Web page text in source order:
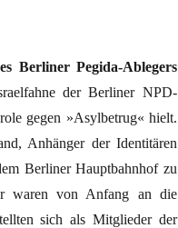
Berliner Pegida-Ablegers
der Berliner NPD-
gegen »Asylbetrug« hielt.
Anhänger der Identitären
Berliner Hauptbahnhof zu
waren von Anfang an die
sich als Mitglieder der